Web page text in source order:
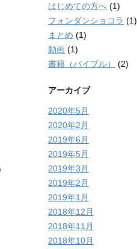
はじめての方へ (1)
フォンダンショコラ (1)
まとめ (1)
動画 (1)
書籍（バイブル）
(2)
アーカイブ
2020年5月
2020年2月
2019年6月
2019年5月
2019年3月
2019年2月
2019年1月
2018年12月
2018年11月
2018年10月